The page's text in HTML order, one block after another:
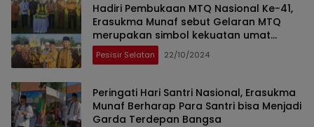
Hadiri Pembukaan MTQ Nasional Ke-41,
Erasukma Munaf sebut Gelaran MTQ
merupakan simbol kekuatan umat
Islam.
Pesisir Selatan 22/10/2024
Peringati Hari Santri Nasional, Erasukma
Munaf Berharap Para Santri bisa Menjadi
Garda Terdepan Bangsa